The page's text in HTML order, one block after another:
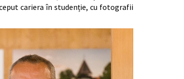
cariera în studenție, cu fotografii